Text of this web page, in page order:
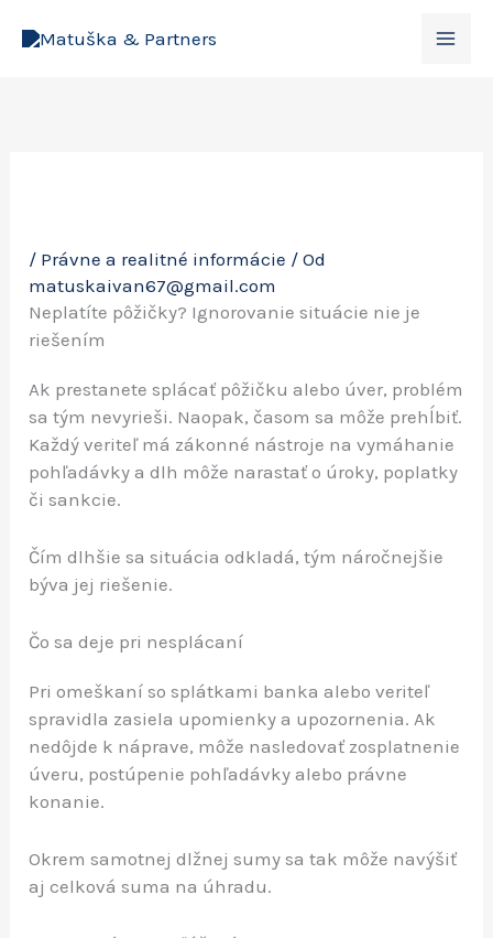
/ Právne a realitné informácie / Od
matuskaivan67@gmail.com
Neplatíte pôžičky? Ignorovanie situácie nie je
riešením
Ak prestanete splácať pôžičku alebo úver, problém
sa tým nevyrieši. Naopak, časom sa môže prehĺbiť.
Každý veriteľ má zákonné nástroje na vymáhanie
pohľadávky a dlh môže narastať o úroky, poplatky
či sankcie.
Čím dlhšie sa situácia odkladá, tým náročnejšie
býva jej riešenie.
Čo sa deje pri nesplácaní
Pri omeškaní so splátkami banka alebo veriteľ
spravidla zasiela upomienky a upozornenia. Ak
nedôjde k náprave, môže nasledovať zosplatnenie
úveru, postúpenie pohľadávky alebo právne
konanie.
Okrem samotnej dlžnej sumy sa tak môže navýšiť
aj celková suma na úhradu.